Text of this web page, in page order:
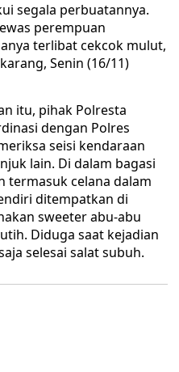
segala perbuatannya.
perempuan
terlibat cekcok mulut,
Senin (16/11)
itu, pihak Polresta
dengan Polres
seisi kendaraan
lain. Di dalam bagasi
termasuk celana dalam
ditempatkan di
sweeter abu-abu
Diduga saat kejadian
selesai salat subuh.